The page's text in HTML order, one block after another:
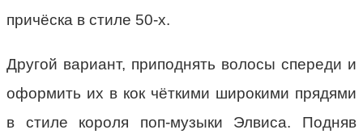
причёска в стиле 50-х.
Другой вариант, приподнять волосы спереди и
оформить их в кок чёткими широкими прядями
в стиле короля поп-музыки Элвиса. Подняв